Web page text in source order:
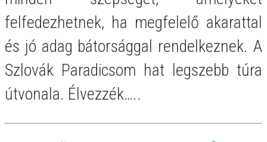
felfedezhetnek, ha megfelelő akarattal
és jó adag bátorsággal rendelkeznek. A
Szlovák Paradicsom hat legszebb túra
útvonala. Élvezzék…..